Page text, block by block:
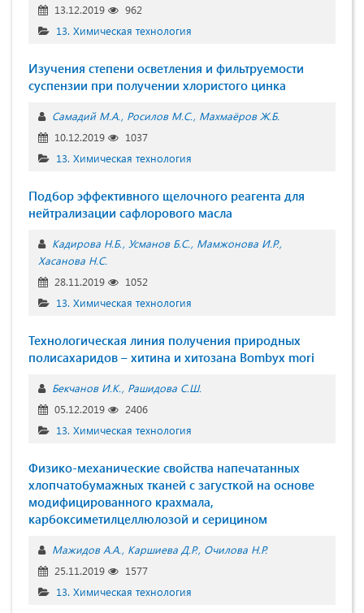
13.12.2019
962
13. Химическая технология
Изучения степени осветления и фильтруемости
суспензии при получении хлористого цинка
Самадий М.А. Росилов М.С. Махмаёров Ж.Б.
10.12.2019
1037
13. Химическая технология
Подбор эффективного щелочного реагента для
нейтрализации сафлорового масла
Кадирова Н.Б. Усманов Б.С. Мамжонова И.Р.
Хасанова Н.С.
28.11.2019
1052
13. Химическая технология
Технологическая линия получения природных
полисахаридов – хитина и хитозана Bombyx mori
Бекчанов И.К. Рашидова С.Ш.
05.12.2019
2406
13. Химическая технология
Физико-механические свойства напечатанных
хлопчатобумажных тканей с загусткой на основе
модифицированного крахмала,
карбоксиметилцеллюлозой и серицином
Мажидов А.А. Каршиева Д.Р. Очилова Н.Р.
25.11.2019
1577
13. Химическая технология